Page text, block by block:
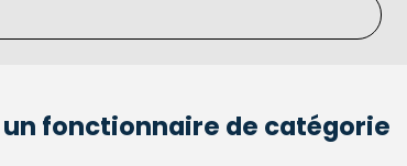
fonctionnaire de catégorie